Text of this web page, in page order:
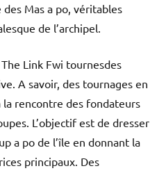
Mas a po, véritables
de l’archipel.
Link Fwi tournesdes
A savoir, des tournages en
la rencontre des fondateurs
L’objectif est de dresser
a po de l’île en donnant la
principaux. Des